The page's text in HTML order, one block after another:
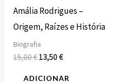
Amália Rodrigues –
Origem, Raízes e História
Biografia
15,00€ 13,50€
ADICIONAR